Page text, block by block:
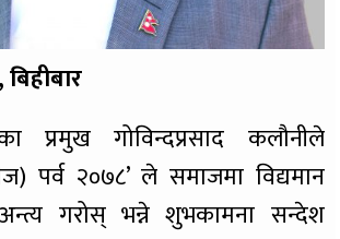
प्रमुख गोविन्दप्रसाद कलौनीले
पर्व २०७८’ ले समाजमा विद्यमान
गरोस् भन्ने शुभकामना सन्देश